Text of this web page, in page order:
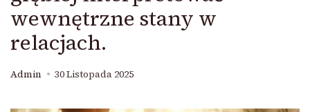
wewnętrzne stany w
relacjach.
Admin 30 Listopada 2025